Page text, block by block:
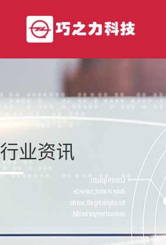
行业资讯